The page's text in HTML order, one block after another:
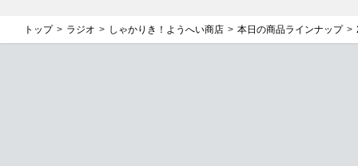
トップ ラジオ しゃかりき！ようへい商店 本日の商品ラインナップ